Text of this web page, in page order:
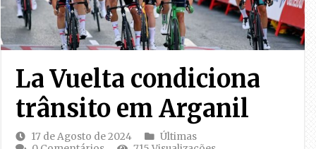
La Vuelta condiciona
trânsito em Arganil
17 de Agosto de 2024
Últimas